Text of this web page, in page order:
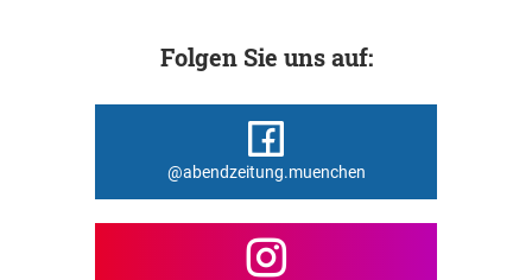
Folgen Sie uns auf:
@abendzeitung.muenchen